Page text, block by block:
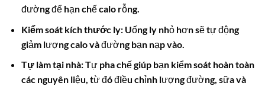
đường để hạn chế calo rỗng.
Kiểm soát kích thước ly:Uống ly nhỏ hơn sẽ tự động
giảm lượng calo và đường bạn nạp vào.
Tự làm tại nhà:Tự pha chế giúp bạn kiểm soát hoàn toàn
các nguyên liệu, từ đó điều chỉnh lượng đường, sữa và